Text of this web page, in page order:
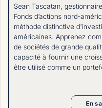
Sean Tascatan,
Fonds d’actions nord-
méthode distinctive
américaines. Apprenez
de sociétés de grande
capacité à fournir une
être utilisé comme un
En